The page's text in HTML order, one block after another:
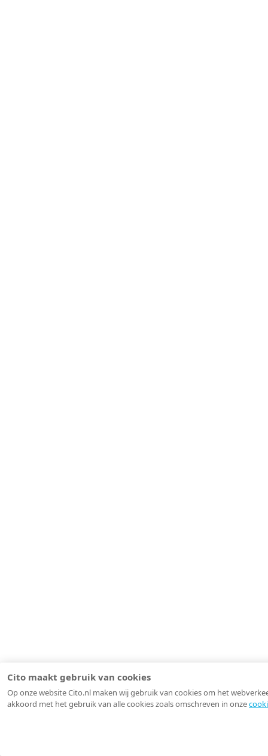
Cito maakt gebruik van cookies
Op onze website Cito.nl maken wij gebruik van cookies om het
akkoord met het gebruik van alle cookies zoals omschreven in onze